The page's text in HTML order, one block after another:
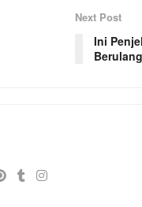
Next Post
Ini